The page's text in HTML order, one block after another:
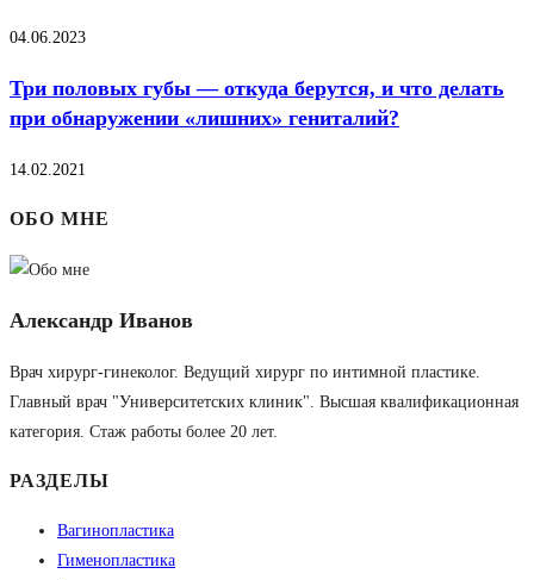
04.06.2023
Три половых губы — откуда берутся, и что делать
при обнаружении «лишних» гениталий?
14.02.2021
ОБО МНЕ
Александр Иванов
Врач хирург-гинеколог. Ведущий хирург по интимной пластике.
Главный врач "Университетских клиник". Высшая квалификационная
категория. Стаж работы более 20 лет.
РАЗДЕЛЫ
Вагинопластика
Гименопластика